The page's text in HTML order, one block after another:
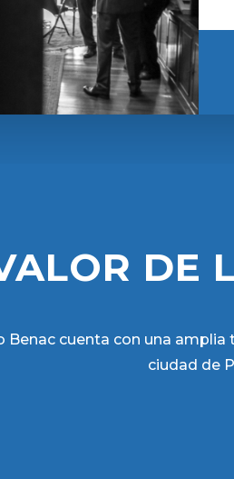
DE
Benac cuenta con una
ciudad de